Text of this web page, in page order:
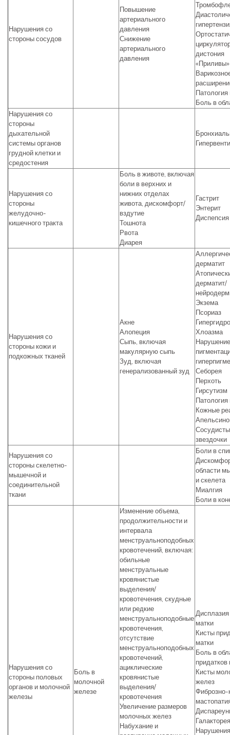
Нарушения со
стороны сосудов
Повышение
артериального
давления
Снижение
артериального
давления
дистония
«Приливы»
Патология
Боль в
Нарушения со
стороны
дыхательной
системы органов
грудной клетки и
средостения
Нарушения со
стороны
желудочно-
кишечного тракта
Боль в животе, включая
боли в верхних и
нижних отделах
живота, дискомфорт/
вздутие
Тошнота
Рвота
Диарея
Гастрит
Энтерит
Диспепсия
Нарушения со
стороны кожи и
подкожных тканей
Акне
Алопеция
Сыпь, включая
макулярную сыпь
Зуд, включая
генерализованный зуд
дерматит
дерматит/
Экзема
Псориаз
Хлоазма
Нарушение
Себорея
Перхоть
Гирсутизм
Патология
Кожные
звездочки
Нарушения со
стороны скелетно-
мышечной и
соединительной
ткани
Боли в
области
и скелета
Миалгия
Боли в
Нарушения со
стороны половых
органов и молочной
железы
Боль в
молочной
железе
Изменение объема,
продолжительности и
интервала
менструальноподобных
кровотечений, включая:
обильные
менструальные
кровянистые
выделения/
кровотечения, скудные
или редкие
менструальноподобные
кровотечения,
отсутствие
менструальноподобных
кровотечений,
ациклические
кровянистые
выделения/
кровотечения
Увеличение размеров
молочных желез
Набухание и
матки
Кисты
матки
Боль в
придатков
Кисты
желез
Фиброзно-
Галакторея
Нарушения